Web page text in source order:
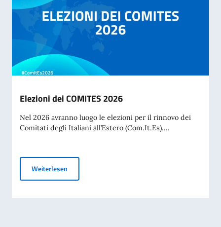
Elezioni dei COMITES 2026
Nel 2026 avranno luogo le elezioni per il rinnovo dei
Comitati degli Italiani all’Estero (Com.It.Es)....
Weiterlesen